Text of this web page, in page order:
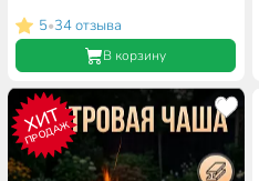
5•34 отзыва
В корзину
ХИТ
ПРОДАЖ